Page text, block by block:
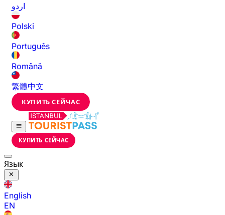
اردو
Polski
Português
Română
繁體中文
КУПИТЬ СЕЙЧАС
КУПИТЬ СЕЙЧАС
Язык
English
EN